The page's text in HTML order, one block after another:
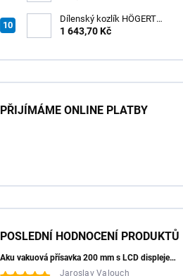
Dílenský kozlík HÖGERT
HT7G551
1 643,70 Kč
PŘIJÍMÁME ONLINE PLATBY
POSLEDNÍ HODNOCENÍ PRODUKTŮ
Aku vakuová přísavka 200 mm s LCD displejem (150 kg) - HÖGERT HT3B355
Jaroslav Valouch